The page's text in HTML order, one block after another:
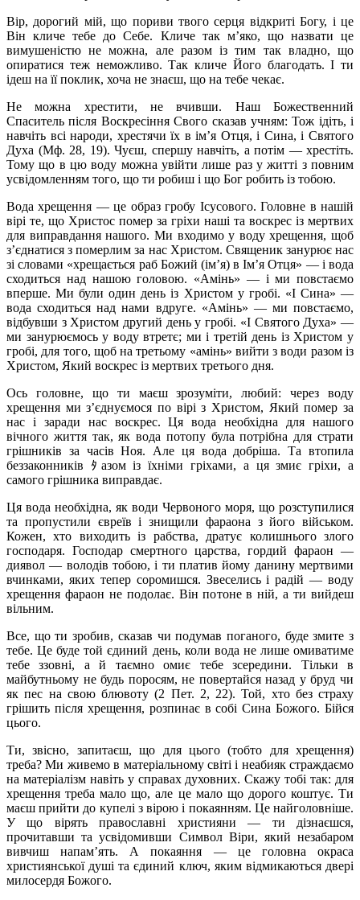
Вір, дорогий мій, що пориви твого серця відкриті Богу, і це
Він кличе тебе до Себе. Кличе так м’яко, що назвати це
вимушеністю не можна, але разом із тим так владно, що
опиратися теж неможливо. Так кличе Його благодать. І ти
ідеш на її поклик, хоча не знаєш, що на тебе чекає.
Не можна хрестити, не вчивши. Наш Божественний
Спаситель після Воскресіння Свого сказав учням: Тож ідіть, і
навчіть всі народи, хрестячи їх в ім’я Отця, і Сина, і Святого
Духа (Мф. 28, 19). Чуєш, спершу навчіть, а потім — хрестіть.
Тому що в цю воду можна увійти лише раз у житті з повним
усвідомленням того, що ти робиш і що Бог робить із тобою.
Вода хрещення — це образ гробу Ісусового. Головне в нашій
вірі те, що Христос помер за гріхи наші та воскрес із мертвих
для виправдання нашого. Ми входимо у воду хрещення, щоб
з’єднатися з померлим за нас Христом. Священик занурює нас
зі словами «хрещається раб Божий (ім’я) в Ім’я Отця» — і вода
сходиться над нашою головою. «Амінь» — і ми повстаємо
вперше. Ми були один день із Христом у гробі. «І Сина» —
вода сходиться над нами вдруге. «Амінь» — ми повстаємо,
відбувши з Христом другий день у гробі. «І Святого Духа» —
ми занурюємось у воду втретє; ми і третій день із Христом у
гробі, для того, щоб на третьому «амінь» вийти з води разом із
Христом, Який воскрес із мертвих третього дня.
Ось головне, що ти маєш зрозуміти, любий: через воду
хрещення ми з’єднуємося по вірі з Христом, Який помер за
нас і заради нас воскрес. Ця вода необхідна для нашого
вічного життя так, як вода потопу була потрібна для страти
грішників за часів Ноя. Але ця вода добріша. Та втопила
беззаконників ﾀазом із їхніми гріхами, а ця змиє гріхи, а
самого грішника виправдає.
Ця вода необхідна, як води Червоного моря, що розступилися
та пропустили євреїв і знищили фараона з його військом.
Кожен, хто виходить із рабства, дратує колишнього злого
господаря. Господар смертного царства, гордий фараон —
диявол — володів тобою, і ти платив йому данину мертвими
вчинками, яких тепер соромишся. Звеселись і радій — воду
хрещення фараон не подолає. Він потоне в ній, а ти вийдеш
вільним.
Все, що ти зробив, сказав чи подумав поганого, буде змите з
тебе. Це буде той єдиний день, коли вода не лише омиватиме
тебе ззовні, а й таємно омиє тебе зсередини. Тільки в
майбутньому не будь поросям, не повертайся назад у бруд чи
як пес на свою блювоту (2 Пет. 2, 22). Той, хто без страху
грішить після хрещення, розпинає в собі Сина Божого. Бійся
цього.
Ти, звісно, запитаєш, що для цього (тобто для хрещення)
треба? Ми живемо в матеріальному світі і неабияк страждаємо
на матеріалізм навіть у справах духовних. Скажу тобі так: для
хрещення треба мало що, але це мало що дорого коштує. Ти
маєш прийти до купелі з вірою і покаянням. Це найголовніше.
У що вірять православні християни — ти дізнаєшся,
прочитавши та усвідомивши Символ Віри, який незабаром
вивчиш напам’ять. А покаяння — це головна окраса
християнської душі та єдиний ключ, яким відмикаються двері
милосердя Божого.